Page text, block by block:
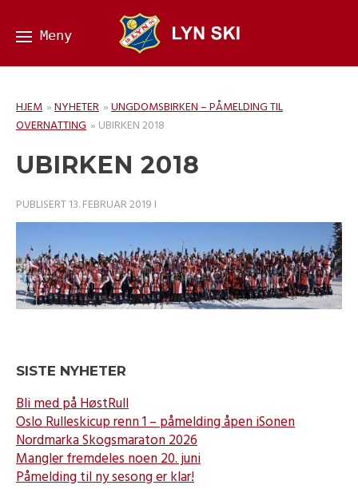
HJEM »NYHETER »UNGDOMSBIRKEN – PÅMELDING TIL
OVERNATTING » UBIRKEN 2018
UBIRKEN 2018
PUBLISERT13. FEBRUAR 2019 I
SISTE NYHETER
Bli med på HøstRull
Oslo Rulleskicup renn 1 – påmelding åpen iSonen
Nordmarka Skogsmaraton 2026
Mangler fremdeles noen 20. juni
Påmelding til ny sesong er klar!